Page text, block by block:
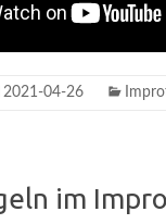
2021-04-26
im